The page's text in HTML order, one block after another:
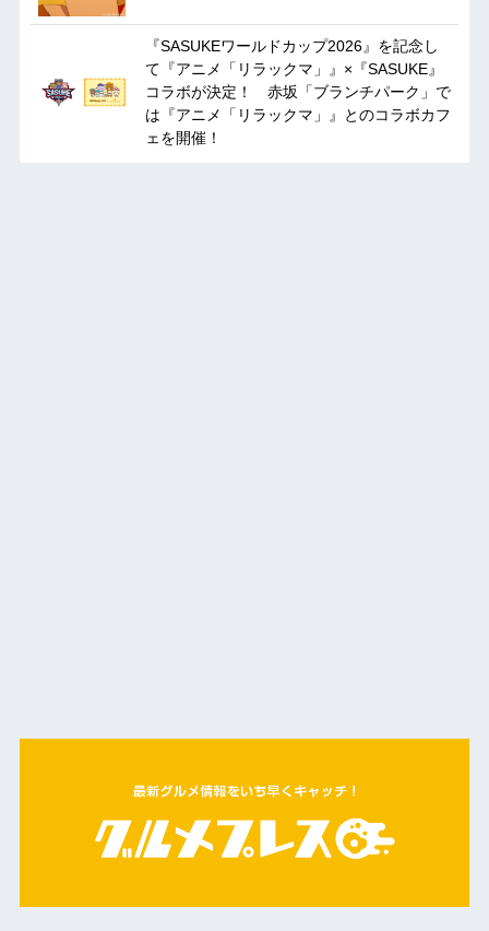
『SASUKEワールドカップ2026』を記念し
て『アニメ「リラックマ」』×『SASUKE』
コラボが決定！ 赤坂「ブランチパーク」で
は『アニメ「リラックマ」』とのコラボカフ
ェを開催！